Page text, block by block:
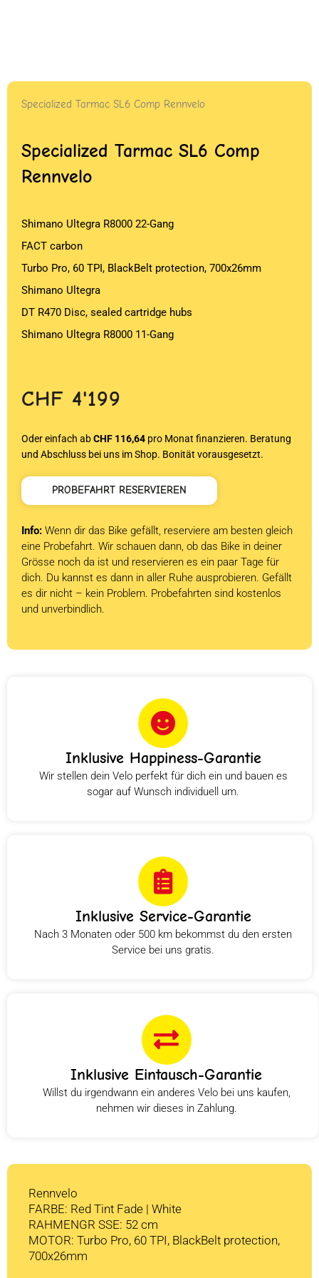
Specialized Tarmac SL6 Comp Rennvelo
Specialized Tarmac SL6 Comp
Rennvelo
Shimano Ultegra R8000 22-Gang
FACT carbon
Turbo Pro, 60 TPI, BlackBelt protection, 700x26mm
Shimano Ultegra
DT R470 Disc, sealed cartridge hubs
Shimano Ultegra R8000 11-Gang
CHF 4'199
Oder einfach abCHF 116,64 pro Monat finanzieren. Beratung
und Abschluss bei uns im Shop. Bonität vorausgesetzt.
PROBEFAHRT RESERVIEREN
Info: Wenn dir das Bike gefällt, reserviere am besten gleich
eine Probefahrt. Wir schauen dann, ob das Bike in deiner
Grösse noch da ist und reservieren es ein paar Tage für
dich. Du kannst es dann in aller Ruhe ausprobieren. Gefällt
es dir nicht – kein Problem. Probefahrten sind kostenlos
und unverbindlich.
Inklusive Happiness-Garantie
Wir stellen dein Velo perfekt für dich ein und bauen es
sogar auf Wunsch individuell um.
Inklusive Service-Garantie
Nach 3 Monaten oder 500 km bekommst du den ersten
Service bei uns gratis.
Inklusive Eintausch-Garantie
Willst du irgendwann ein anderes Velo bei uns kaufen,
nehmen wir dieses in Zahlung.
Rennvelo
FARBE: Red Tint Fade | White
RAHMENGR SSE: 52 cm
MOTOR: Turbo Pro, 60 TPI, BlackBelt protection,
700x26mm